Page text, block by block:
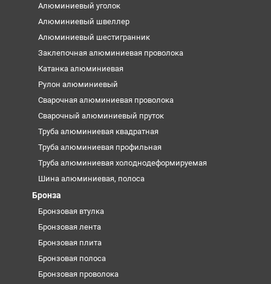
Алюминиевый уголок
Алюминиевый швеллер
Алюминиевый шестигранник
Заклепочная алюминиевая проволока
Катанка алюминиевая
Рулон алюминиевый
Сварочная алюминиевая проволока
Сварочный алюминиевый пруток
Труба алюминиевая квадратная
Труба алюминиевая профильная
Труба алюминиевая холоднодеформируемая
Шина алюминиевая, полоса
Бронза
Бронзовая втулка
Бронзовая лента
Бронзовая плита
Бронзовая полоса
Бронзовая проволока